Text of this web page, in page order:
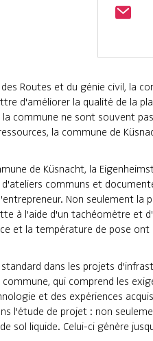
des Routes et du génie civil, la
d'améliorer la qualité de la
commune ne sont souvent
la commune de
de Küsnacht, la
communs et
Non seulement
à l'aide d'un tachéomètre et
et la température de pose
dans les projets
commune, qui comprend les
et des expériences
l'étude de projet : non
sol liquide. Celui-ci génère